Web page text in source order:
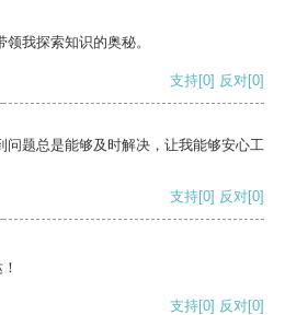
我探索知识的奥秘。
支持[0] 反对[0]
问题总是能够及时解决，让我能够安心工
支持[0] 反对[0]
支持[0] 反对[0]